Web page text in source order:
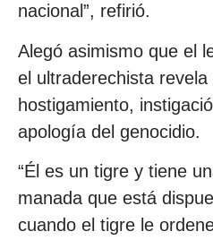
nacional”, refirió.
Alegó asimismo que el
el ultraderechista revela
hostigamiento,
apología del genocidio.
“Él es un tigre y tiene
manada que está
cuando el tigre le